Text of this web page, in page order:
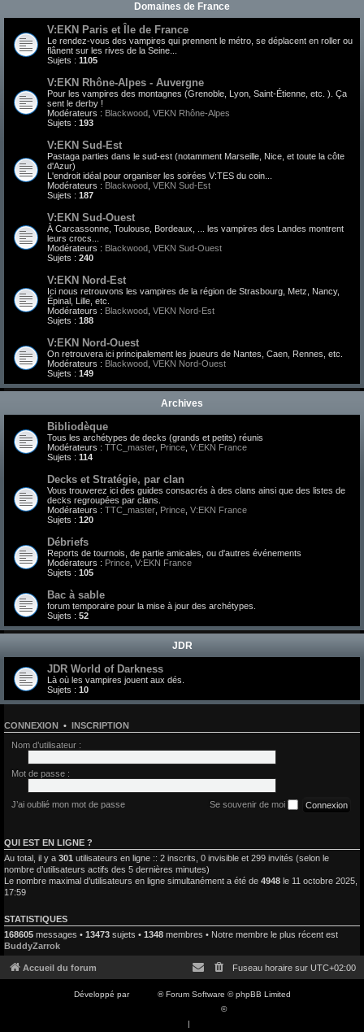
Domaines de France
V:EKN Paris et Île de France
Le rendez-vous des vampires qui prennent le métro, se déplacent en roller ou
flânent sur les rives de la Seine...
Sujets : 1105
V:EKN Rhône-Alpes - Auvergne
Pour les vampires des montagnes (Grenoble, Lyon, Saint-Étienne, etc. ). Ça
sent le derby !
Modérateurs : Blackwood VEKN Rhône-Alpes
Sujets : 193
V:EKN Sud-Est
Pastaga parties dans le sud-est (notamment Marseille, Nice, et toute la côte
d'Azur)
L'endroit idéal pour organiser les soirées V:TES du coin...
Modérateurs : Blackwood VEKN Sud-Est
Sujets : 187
V:EKN Sud-Ouest
À Carcassonne, Toulouse, Bordeaux, ... les vampires des Landes montrent
leurs crocs...
Modérateurs : Blackwood VEKN Sud-Ouest
Sujets : 240
V:EKN Nord-Est
Ici nous retrouvons les vampires de la région de Strasbourg, Metz, Nancy,
Épinal, Lille, etc.
Modérateurs : Blackwood VEKN Nord-Est
Sujets : 188
V:EKN Nord-Ouest
On retrouvera ici principalement les joueurs de Nantes, Caen, Rennes, etc.
Modérateurs : Blackwood VEKN Nord-Ouest
Sujets : 149
Archives
Bibliodèque
Tous les archétypes de decks (grands et petits) réunis
Modérateurs : TTC_master Prince V:EKN France
Sujets : 114
Decks et Stratégie, par clan
Vous trouverez ici des guides consacrés à des clans ainsi que des listes de
decks regroupées par clans.
Modérateurs : TTC_master Prince V:EKN France
Sujets : 120
Débriefs
Reports de tournois, de partie amicales, ou d'autres événements
Modérateurs : Prince V:EKN France
Sujets : 105
Bac à sable
forum temporaire pour la mise à jour des archétypes.
Sujets : 52
JDR
JDR World of Darkness
Là où les vampires jouent aux dés.
Sujets : 10
CONNEXION • INSCRIPTION
Nom d’utilisateur :
Mot de passe :
J’ai oublié mon mot de passe Se souvenir de moi
QUI EST EN LIGNE ?
Au total, il y a 301 utilisateurs en ligne :: 2 inscrits, 0 invisible et 299 invités (selon le
nombre d’utilisateurs actifs des 5 dernières minutes)
Le nombre maximal d’utilisateurs en ligne simultanément a été de 4948 le 11 octobre 2025,
17:59
STATISTIQUES
168605 messages • 13473 sujets • 1348 membres • Notre membre le plus récent est
BuddyZarrok
Accueil du forum Fuseau horaire sur UTC+02:00
Développé par
® Forum Software © phpBB Limited
©
|